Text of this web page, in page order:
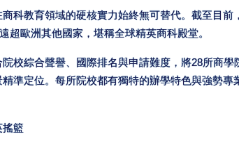
科教育領域的硬核實力始終無可替代。截至目前
超歐洲其他國家，堪稱全球精英商科殿堂。
校綜合聲譽、國際排名與申請難度，將28所商學
準定位。每所院校都有獨特的辦學特色與強勢專
搖籃